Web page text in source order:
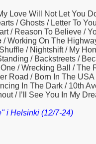
Love Will Not Let You
/ Ghosts / Letter To
/ Reason To Believe /
/ Working On The
/ Nightshift / My
/ Backstreets /
/ Wrecking Ball / The
Road / Born In The USA
In The Dark / 10th
/ I’ll See You In My
i Helsinki (12/7-24)